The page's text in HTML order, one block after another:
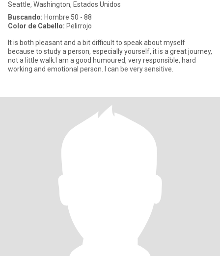
Seattle, Washington, Estados Unidos
Buscando: Hombre 50 - 88
Color de Cabello: Pelirrojo
It is both pleasant and a bit difficult to speak about myself
because to study a person, especially yourself, it is a great journey,
not a little walk.I am a good humoured, very responsible, hard
working and emotional person. I can be very sensitive.